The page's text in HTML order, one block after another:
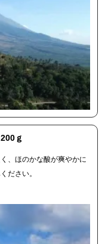
ｇ
、ほのかな酸が爽やかに
ださい。